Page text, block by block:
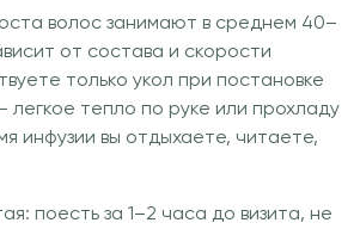
волос занимают в среднем 40–
от состава и скорости
только укол при постановке
легкое тепло по руке или прохладу
инфузии вы отдыхаете, читаете,
поесть за 1–2 часа до визита, не